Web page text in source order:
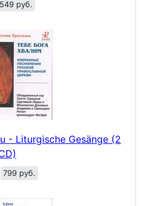
549 руб.
- Liturgische Gesänge (2
799 руб.